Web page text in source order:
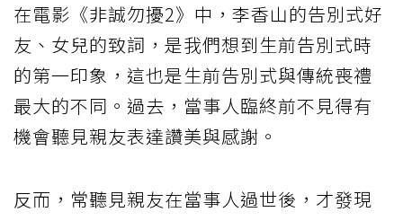
在電影《非誠勿擾2》中，李香山的告別式好
友、女兒的致詞，是我們想到生前告別式時
的第一印象，這也是生前告別式與傳統喪禮
最大的不同。過去，當事人臨終前不見得有
機會聽見親友表達讚美與感謝。
反而，常聽見親友在當事人過世後，才發現